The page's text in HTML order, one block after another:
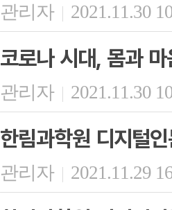
관리자 | 2021.11.30
코로나 시대, 몸과
관리자 | 2021.11.30
한림과학원 디지털
관리자 | 2021.11.29